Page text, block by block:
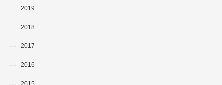
2019
2018
2017
2016
2015